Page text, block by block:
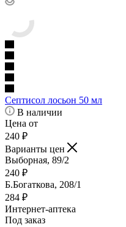
Септисол лосьон 50 мл
В наличии
Цена от
240 ₽
Варианты цен
Выборная, 89/2
240 ₽
Б.Богаткова, 208/1
284 ₽
Интернет-аптека
Под заказ